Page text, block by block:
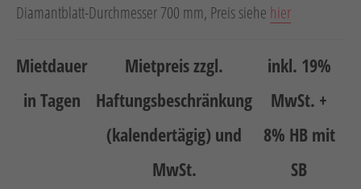
Unternehmen
Kontakt
Jobs
Schulungen
Diamantblatt-Durchmesser 700 mm, Preis siehe hier
Mietdauer
in Tagen
Mietpreis zzgl.
Haftungsbeschränkung
(kalendertägig) und
MwSt.
inkl. 19%
MwSt. +
8% HB mit
SB